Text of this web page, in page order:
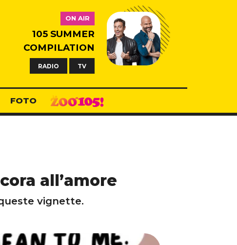
ON AIR
105 SUMMER
COMPILATION
RADIO TV
FOTO
all’amore
vignette.